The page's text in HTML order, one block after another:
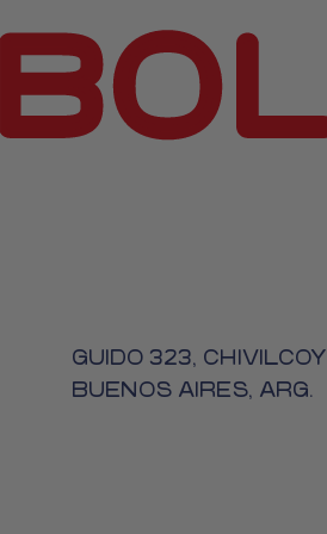
GUIDO 323, CHIVILCOY
BUENOS AIRES, ARG.